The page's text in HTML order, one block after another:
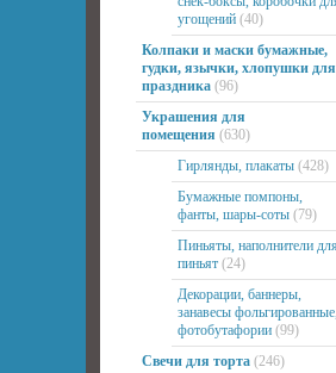
угощений (40)
Колпаки и маски бумажные,
гудки, язычки, хлопушки для
праздника (96)
Украшения для
помещения (630)
Гирлянды, плакаты (428)
Бумажные помпоны,
фанты, шары-соты (79)
Пиньяты, наполнители для
пиньят (24)
Декорации, баннеры,
занавесы фольгированные,
фотобутафории (99)
Свечи для торта (246)